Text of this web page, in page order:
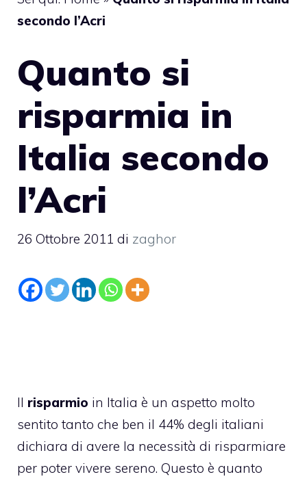
secondo l’Acri
Quanto si
risparmia in
Italia secondo
l’Acri
26 Ottobre 2011 di zaghor
Il risparmio in Italia è un aspetto molto
sentito tanto che ben il 44% degli italiani
dichiara di avere la necessità di risparmiare
per poter vivere sereno. Questo è quanto